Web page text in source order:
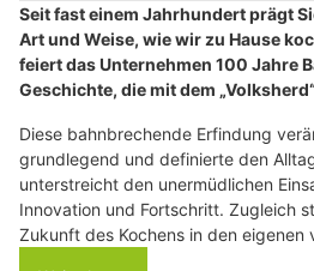
Seit fast einem Jahrhundert prägt
Art und Weise, wie wir zu Hause
feiert das Unternehmen 100 Jahre
Geschichte, die mit dem
Diese bahnbrechende Erfindung
grundlegend und definierte den
unterstreicht den unermüdlichen
Innovation und Fortschritt. Zugleich
Zukunft des Kochens in den eigenen